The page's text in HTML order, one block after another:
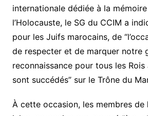
internationale dédiée à la
l’Holocauste, le SG du CCIM a
pour les Juifs marocains, de
de respecter et de marquer notre
reconnaissance pour tous les
sont succédés” sur le Trône du
À cette occasion, les membres de